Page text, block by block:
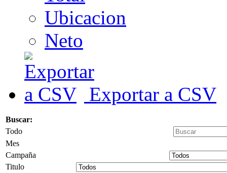
Ubicacion
Neto
Exportar a CSV
Buscar:
Todo
Mes
Campaña
Titulo